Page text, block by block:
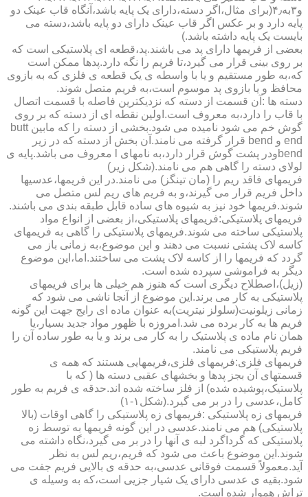
و۳به۴٫(برای مثال،اگر دسته،دارای یک پایه باشد،آنگاه قاب عینک دو
پایه دارد و بر عکس اگر قاب عینک دارای دو پایه باشد،دسته می
بایست یک پایه داشته باشد.)
بعضی از فریمها دارای پد می باشند.پد،قطعه ای پلاستیکی است که
بر روی بینی قرار می گیرد،تا فریم را نگه دارد.پدها ممکن است
که،به طور مستقیم و یا با واسطه ی یک قطعه ی فلزی که به بازوی
محافظ و یا بازوی پد موسوم است،به فریم متصل شوند.
دسته ها :آن قسمت از دسته که نزدیکترین فاصله با قسمت اتصال
با قاب را دارد،به معروف است.اولین نقطه ای از دسته که بر روی
گوش خم می شود نامیده می شود.بخشی از دسته را که مابین butt
end و bend قرار گرفته می نامند.آن بخش از دسته که در زیر
bendودر پشت گوش قرار دارد،به نامهای l معروف می باشد.پایه ی
لولای دسته را گاهی هم می نامند.(شکل زیر)
فریمهای فاقد ریم را (مان تینگز) می نامند.در این فریمها،عدسیها
داخل فریم قرار می گیرند،و به فریم های ریم لس متصل می
شوند.فریمها خود نیز به شیوه های ساده قابل طبقه بندی می باشند.
فریمهای پلاستیکی:فریمهای پلاستیکی،از بعضی از انواع مواد
پلاستیکی ساخته می شوند.فریمهای پلاستیکی را گاهی به فریمهای
کاسه لاک پشتی نسبت می دهند و این موضوع،به زمانی باز می
گردد که فریمها را از کاسه لاک پشت می ساختند.اما،این موضوع
دیگر به فراموشی سپرده شده است.
(زیل)،اصطلاح دیگری است که هنوز هم خیلی ها برای فریمهای
پلاستیکی به کار می برند.این موضوع از آنجا ناشی می شود که
زمانی زیلونیت(سلولز نیتریت)به عنوان ماده ای رایج جهت این گونه
فریم ها به کار برده می شد.امروزه با ظهور مواد جدید بسیار،یا
همان نام ماده ی پلاستیک را به کار می برند و یا به طور ساده آن را
فریم پلاستیکی می نامند.
فریمهای فلزی:فریمهای فلزی،فریمهایی هستند که همه ی
قسمتهای آن بجز پدها و بخشهای عقبی دسته ها ( که با
پلاستیک،پوشیده شده) از فلز ساخته شده اند.حدقه ی فریم به طور
کامل،عدسی را در بر می گیرد.(شکل۱-۱)
فریمهای زه پلاستیکی :فریمهای زه پلاستیکی را گاهی اوقات (بالا
پلاستیکی) هم می نامند.عدسی در این گونه فریمها به توسط زه
پلاستیکی که گرداگرد لبه ی آنها را در بر می گیرد،نگاه داشته می
شوند.این موضوع باعث می شود که فریم،ریم لس به نظر
آید.معمولاً قسمت فوقانی عدسی،به حدقه ی بالایی فریم جفت می
شود.بقیه ی عدسی دارای یک شیار جزیی است،که به وسیله ی
تراش هموار شده است.